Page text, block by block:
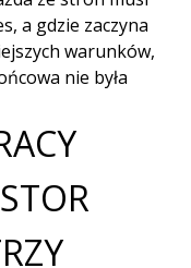
a gdzie zaczyna
warunków,
nie była